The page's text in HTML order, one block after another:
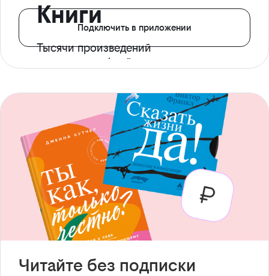
Книги
Тысячи произведений
с доступом офлайн
Подключить в приложении
Читайте без подписки